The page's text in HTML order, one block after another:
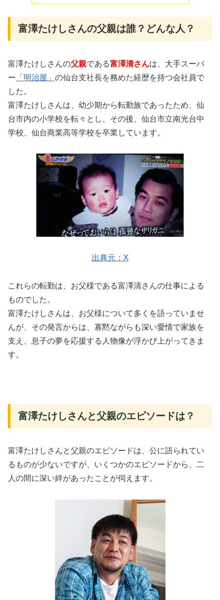
富澤たけしさんの父親は誰？どんな人？
富澤たけしさんの父親である富澤清さんは、大手スーパ
ー 「明治屋」 の仙台支社長を務めた経歴を持つ会社員で
した。
富澤たけしさんは、幼少期から転勤族であったため、仙
台市内の小学校を転々とし、その後、仙台市立南光台中
学校、仙台商業高等学校を卒業しています。
出典元：X
これらの転勤は、お父様である富澤清さんの仕事による
ものでした。
富澤たけしさんは、お父様について多くを語っていませ
んが、その発言からは、寡黙ながらも深い愛情で家族を
支え、息子の夢を応援する人物像が浮かび上がってきま
す。
富澤たけしさんと父親のエピソードは？
富澤たけしさんと父親のエピソードは、公に語られてい
るものが少ないですが、いくつかのエピソードから、二
人の間に深い絆があったことが伺えます。